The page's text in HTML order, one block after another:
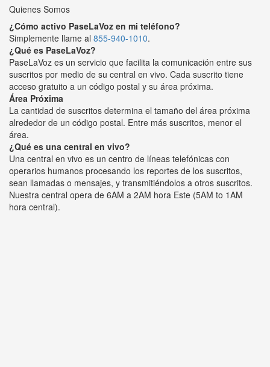
Quienes Somos
¿Cómo activo PaseLaVoz en mi teléfono?
Simplemente llame al 855-940-1010.
¿Qué es PaseLaVoz?
PaseLaVoz es un servicio que facilita la comunicación entre sus
suscritos por medio de su central en vivo. Cada suscrito tiene
acceso gratuito a un código postal y su área próxima.
Área Próxima
La cantidad de suscritos determina el tamaño del área próxima
alrededor de un código postal. Entre más suscritos, menor el
área.
¿Qué es una central en vivo?
Una central en vivo es un centro de líneas telefónicas con
operarios humanos procesando los reportes de los suscritos,
sean llamadas o mensajes, y transmitiéndolos a otros suscritos.
Nuestra central opera de 6AM a 2AM hora Este (5AM to 1AM
hora central).